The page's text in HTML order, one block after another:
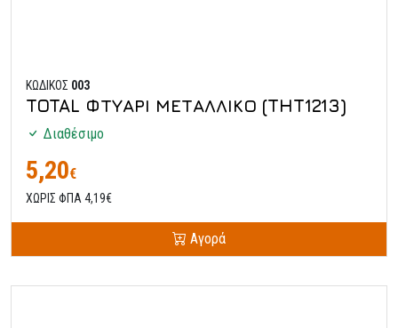
ΚΩΔΙΚΟΣ 003
TOTAL ΦΤΥΑΡΙ ΜΕΤΑΛΛΙΚΟ (THT1213)
Διαθέσιμο
5,20€
ΧΩΡΙΣ ΦΠΑ 4,19€
Αγορά